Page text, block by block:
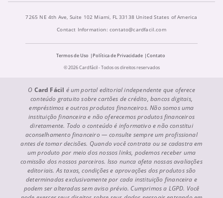
7265 NE 4th Ave, Suite 102 Miami, FL 33138 United States of America
Contact Information: contato@cardfacil.com
Termos de Uso Política de Privacidade
Contato
© 2026 Cardfácil - Todos os direitos reservados
O Card Fácil é um portal editorial independente que oferece
conteúdo gratuito sobre cartões de crédito, bancos digitais,
empréstimos e outros produtos financeiros. Não somos uma
instituição financeira e não oferecemos produtos financeiros
diretamente. Todo o conteúdo é informativo e não constitui
aconselhamento financeiro — consulte sempre um profissional
antes de tomar decisões. Quando você contrata ou se cadastra em
um produto por meio dos nossos links, podemos receber uma
comissão dos nossos parceiros. Isso nunca afeta nossas avaliações
editoriais. As taxas, condições e aprovações dos produtos são
determinadas exclusivamente por cada instituição financeira e
podem ser alteradas sem aviso prévio. Cumprimos a LGPD. Você